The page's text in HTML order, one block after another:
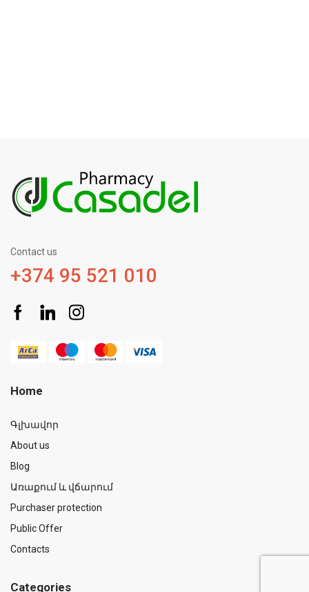
Contact us
+374 95 521 010
Home
Գլխավոր
About us
Blog
Առաքում և վճարում
Purchaser protection
Public Offer
Contacts
Categories